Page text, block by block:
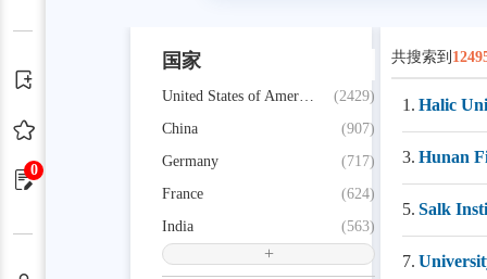
0
国家
(2429)
United States of America
(907)
China
(717)
Germany
(624)
France
(563)
India
+
共搜索到
1. Halic
3. Hunan
5. Salk
7.